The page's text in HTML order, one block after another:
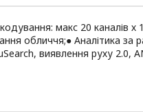
макс 20 каналів х
обличчя;● Аналітика за
виявлення руху 2.0,